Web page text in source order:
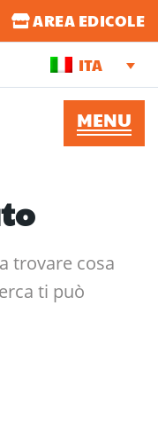
AREA EDICOLE
ITA
trovare cosa
ti può